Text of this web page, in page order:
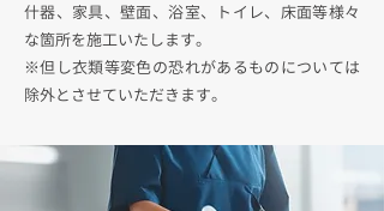
什器、家具、壁面、浴室、トイレ、床面等様々
な箇所を施工いたします。
※但し衣類等変色の恐れがあるものについては
除外とさせていただきます。